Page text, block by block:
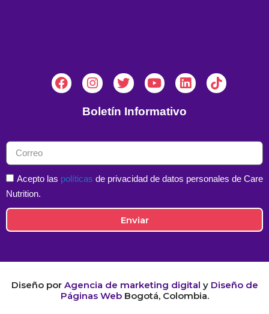
Boletín Informativo
Acepto las políticas de privacidad de datos personales de Care
Nutrition.
Enviar
Diseño por Agencia de marketing digital y Diseño de
Páginas WebBogotá, Colombia.